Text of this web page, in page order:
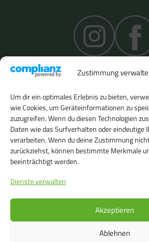
Zustimmung
Um dir ein optimales Erlebnis zu bieten,
wie Cookies, um Geräteinformationen zu
zuzugreifen. Wenn du diesen Technologien
Daten wie das Surfverhalten oder eindeutige
verarbeiten. Wenn du deine Zustimmung
zurückziehst, können bestimmte Merkmale
beeinträchtigt werden.
Dienste verwalten
Akzeptieren
Ablehnen
Teilen Sie diese Seite
in Ihren sozialen